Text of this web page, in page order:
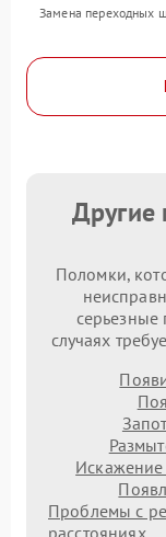
Замена переходных
Другие
Поломки,
случаях
Искажение
Проблемы с
расстояниях